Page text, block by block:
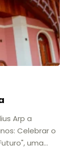
Arp a
Celebrar o
uma